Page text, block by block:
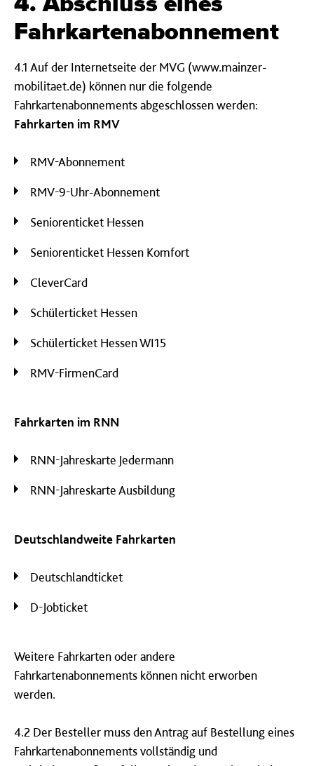
Fahrkartenabonnement
4.1 Auf der Internetseite der MVG (www.mainzer-
mobilitaet.de) können nur die folgende
Fahrkartenabonnements abgeschlossen werden:
Fahrkarten im RMV
RMV-Abonnement
RMV-9-Uhr-Abonnement
Seniorenticket Hessen
Seniorenticket Hessen Komfort
CleverCard
Schülerticket Hessen
Schülerticket Hessen WI15
RMV-FirmenCard
Fahrkarten im RNN
RNN-Jahreskarte Jedermann
RNN-Jahreskarte Ausbildung
Deutschlandweite Fahrkarten
Deutschlandticket
D-Jobticket
Weitere Fahrkarten oder andere
Fahrkartenabonnements können nicht erworben
werden.
4.2 Der Besteller muss den Antrag auf Bestellung eines
Fahrkartenabonnements vollständig und